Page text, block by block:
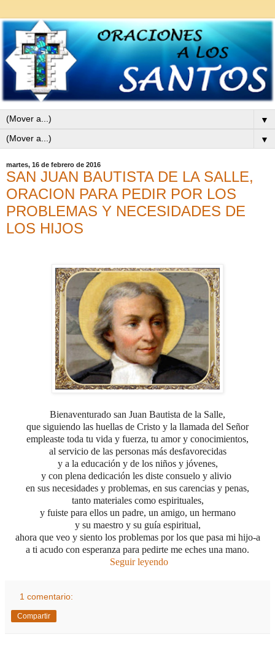
▼
▼
martes, 16 de febrero de 2016
SAN JUAN BAUTISTA DE LA SALLE,
ORACION PARA PEDIR POR LOS
PROBLEMAS Y NECESIDADES DE
LOS HIJOS
Bienaventurado san Juan Bautista de la Salle,
que siguiendo las huellas de Cristo y la llamada del Señor
empleaste toda tu vida y fuerza, tu amor y conocimientos,
al servicio de las personas más desfavorecidas
y a la educación y de los niños y jóvenes,
y con plena dedicación les diste consuelo y alivio
en sus necesidades y problemas, en sus carencias y penas,
tanto materiales como espirituales,
y fuiste para ellos un padre, un amigo, un hermano
y su maestro y su guía espiritual,
ahora que veo y siento los problemas por los que pasa mi hijo-a
a ti acudo con esperanza para pedirte me eches una mano.
Seguir leyendo
1 comentario:
Compartir